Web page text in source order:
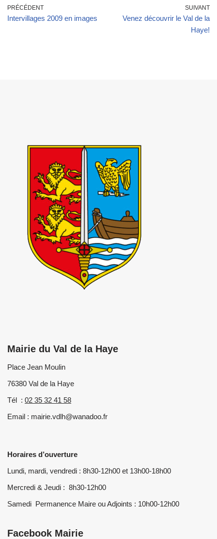
PRÉCÉDENT
Intervillages 2009 en images
SUIVANT
Venez découvrir le Val de la
Haye!
Mairie du Val de la Haye
Place Jean Moulin
76380 Val de la Haye
Tél : 02 35 32 41 58
Email : mairie.vdlh@wanadoo.fr
Horaires d’ouverture
Lundi, mardi, vendredi : 8h30-12h00 et 13h00-18h00
Mercredi & Jeudi : 8h30-12h00
Samedi Permanence Maire ou Adjoints : 10h00-12h00
Facebook Mairie